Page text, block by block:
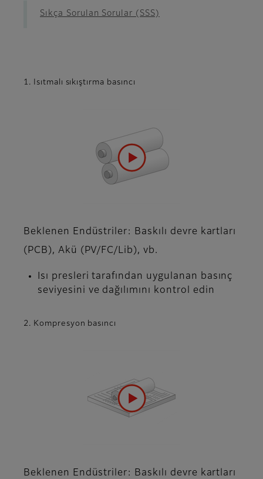
Sıkça Sorulan Sorular (SSS)
1. Isıtmalı sıkıştırma basıncı
Beklenen Endüstriler: Baskılı devre kartları
(PCB), Akü (PV/FC/Lib), vb.
Isı presleri tarafından uygulanan basınç
seviyesini ve dağılımını kontrol edin
2. Kompresyon basıncı
Beklenen Endüstriler: Baskılı devre kartları